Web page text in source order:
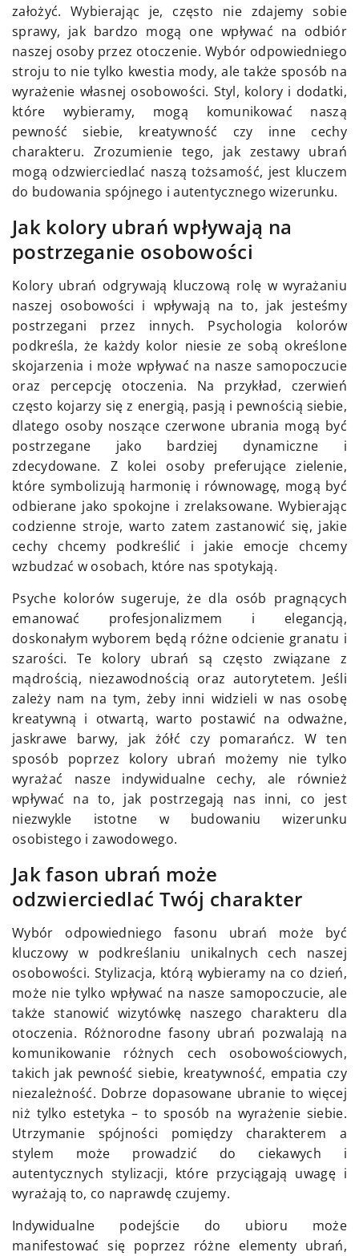
założyć. Wybierając je, często nie zdajemy sobie
sprawy, jak bardzo mogą one wpływać na odbiór
naszej osoby przez otoczenie. Wybór odpowiedniego
stroju to nie tylko kwestia mody, ale także sposób na
wyrażenie własnej osobowości. Styl, kolory i dodatki,
które wybieramy, mogą komunikować naszą
pewność siebie, kreatywność czy inne cechy
charakteru. Zrozumienie tego, jak zestawy ubrań
mogą odzwierciedlać naszą tożsamość, jest kluczem
do budowania spójnego i autentycznego wizerunku.
Jak kolory ubrań wpływają na
postrzeganie osobowości
Kolory ubrań odgrywają kluczową rolę w wyrażaniu
naszej osobowości i wpływają na to, jak jesteśmy
postrzegani przez innych. Psychologia kolorów
podkreśla, że każdy kolor niesie ze sobą określone
skojarzenia i może wpływać na nasze samopoczucie
oraz percepcję otoczenia. Na przykład, czerwień
często kojarzy się z energią, pasją i pewnością siebie,
dlatego osoby noszące czerwone ubrania mogą być
postrzegane jako bardziej dynamiczne i
zdecydowane. Z kolei osoby preferujące zielenie,
które symbolizują harmonię i równowagę, mogą być
odbierane jako spokojne i zrelaksowane. Wybierając
codzienne stroje, warto zatem zastanowić się, jakie
cechy chcemy podkreślić i jakie emocje chcemy
wzbudzać w osobach, które nas spotykają.
Psyche kolorów sugeruje, że dla osób pragnących
emanować profesjonalizmem i elegancją,
doskonałym wyborem będą różne odcienie granatu i
szarości. Te kolory ubrań są często związane z
mądrością, niezawodnością oraz autorytetem. Jeśli
zależy nam na tym, żeby inni widzieli w nas osobę
kreatywną i otwartą, warto postawić na odważne,
jaskrawe barwy, jak żółć czy pomarańcz. W ten
sposób poprzez kolory ubrań możemy nie tylko
wyrażać nasze indywidualne cechy, ale również
wpływać na to, jak postrzegają nas inni, co jest
niezwykle istotne w budowaniu wizerunku
osobistego i zawodowego.
Jak fason ubrań może
odzwierciedlać Twój charakter
Wybór odpowiedniego fasonu ubrań może być
kluczowy w podkreślaniu unikalnych cech naszej
osobowości. Stylizacja, którą wybieramy na co dzień,
może nie tylko wpływać na nasze samopoczucie, ale
także stanowić wizytówkę naszego charakteru dla
otoczenia. Różnorodne fasony ubrań pozwalają na
komunikowanie różnych cech osobowościowych,
takich jak pewność siebie, kreatywność, empatia czy
niezależność. Dobrze dopasowane ubranie to więcej
niż tylko estetyka – to sposób na wyrażenie siebie.
Utrzymanie spójności pomiędzy charakterem a
stylem może prowadzić do ciekawych i
autentycznych stylizacji, które przyciągają uwagę i
wyrażają to, co naprawdę czujemy.
Indywidualne podejście do ubioru może
manifestować się poprzez różne elementy ubrań,